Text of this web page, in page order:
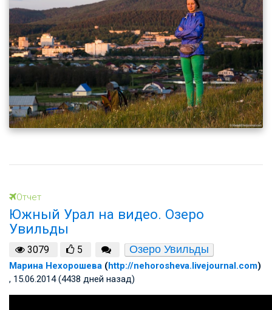
Отчет
Южный Урал на видео. Озеро
Увильды
3079 5 Озеро Увильды
Марина Нехорошева (http://nehorosheva.livejournal.com)
, 15.06.2014 (4438 дней назад)